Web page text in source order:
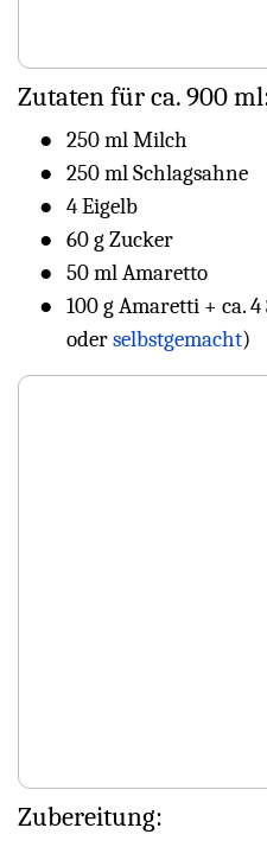
Zutaten für ca. 900
250 ml Milch
250 ml Schlagsahne
4 Eigelb
60 g Zucker
50 ml Amaretto
100 g Amaretti + ca.
oderselbstgemacht)
Zubereitung: